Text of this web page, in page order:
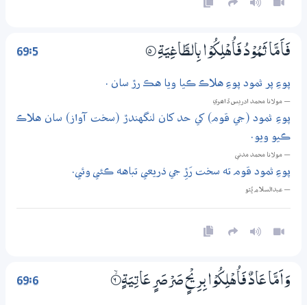
69:5 فَاَمَّا ثَـمُوْدُ فَاُهْلِكُوْا بِالطَّاغِيَةِ 5‏۝
پوءِ پر ثمود پوءِ هلاڪ ڪيا ويا هڪ رڙ سان .
— مولانا محمد ادريس ڏاھري
پوءِ ثمود (جي قوم) کي حد کان لنگهندڙ (سخت آواز) سان هلاڪ
ڪيو ويو.
— مولانا محمد مدني
پوءِ ثمود قوم ته سخت رَڙِ جي ذريعي تباهه ڪئي وئي.
— عبدالسلام ڀُٽو
69:6 وَاَمَّا عَادٌ فَاُهْلِكُوْا بِرِيْحٍ صَرْصَرٍ عَاتِيَةٍ 6‏۝ۙ